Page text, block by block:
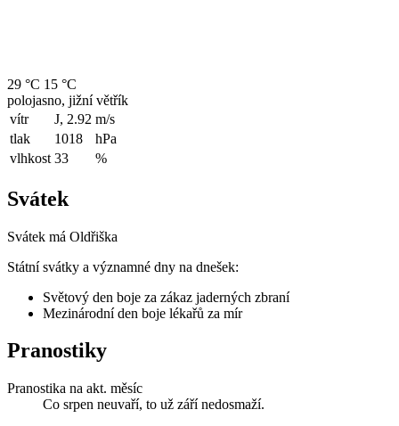
29 °C 15 °C
polojasno, jižní větřík
vítr
J, 2.92 m/s
tlak
1018
hPa
vlhkost 33 %
Svátek
Svátek má Oldřiška
Státní svátky a významné dny na dnešek:
Světový den boje za zákaz jaderných zbraní
Mezinárodní den boje lékařů za mír
Pranostiky
Pranostika na akt. měsíc
Co srpen neuvaří, to už září nedosmaží.